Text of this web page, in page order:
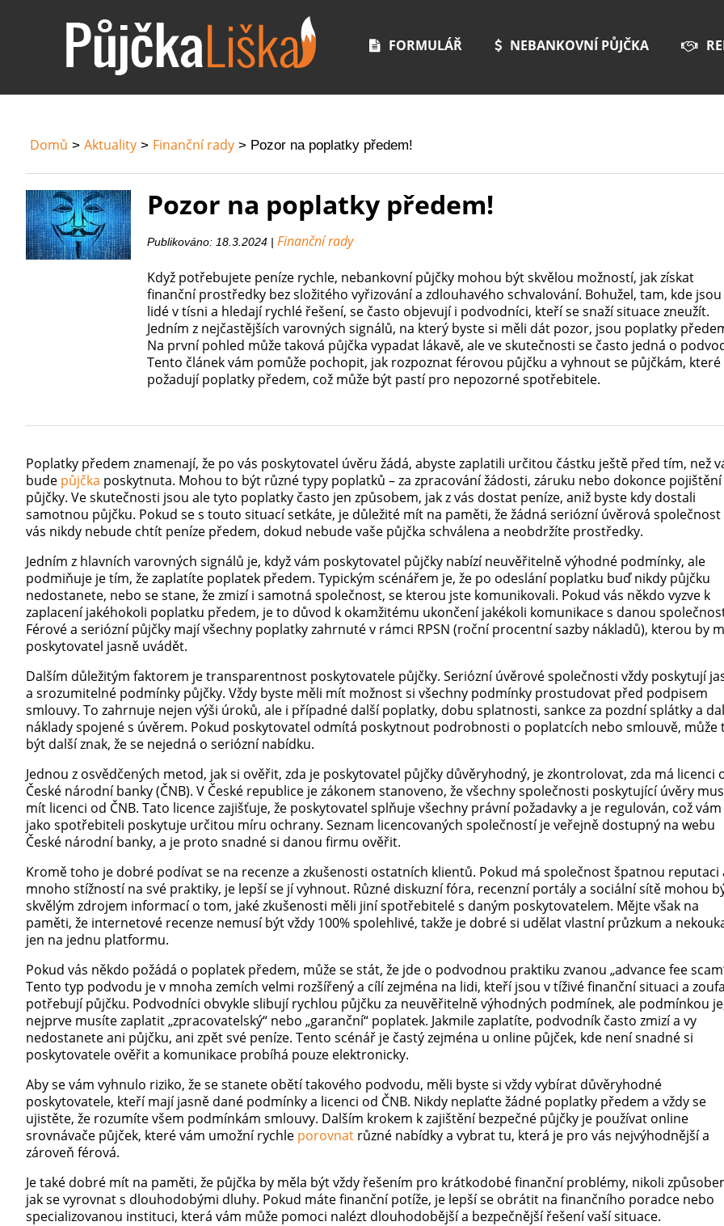
FORMULÁŘ NEBANKOVNÍ PŮJČKA
Domů Aktuality Finanční rady Pozor na poplatky předem!
Pozor na poplatky předem!
Publikováno: 18.3.2024 | Finanční rady
Když potřebujete peníze rychle, nebankovní půjčky mohou být skvělou možností, jak získat
finanční prostředky bez složitého vyřizování a zdlouhavého schvalování. Bohužel, tam, kde jsou
lidé v tísni a hledají rychlé řešení, se často objevují i podvodníci, kteří se snaží situace zneužít.
Jedním z nejčastějších varovných signálů, na který byste si měli dát pozor, jsou poplatky
Na první pohled může taková půjčka vypadat lákavě, ale ve skutečnosti se často jedná o
Tento článek vám pomůže pochopit, jak rozpoznat férovou půjčku a vyhnout se půjčkám, které
požadují poplatky předem, což může být pastí pro nepozorné spotřebitele.
Poplatky předem znamenají, že po vás poskytovatel úvěru žádá, abyste zaplatili určitou částku ještě před tím, než
bude půjčka poskytnuta. Mohou to být různé typy poplatků – za zpracování žádosti, záruku nebo dokonce pojištění
půjčky. Ve skutečnosti jsou ale tyto poplatky často jen způsobem, jak z vás dostat peníze, aniž byste kdy dostali
samotnou půjčku. Pokud se s touto situací setkáte, je důležité mít na paměti, že žádná seriózní úvěrová společnost
vás nikdy nebude chtít peníze předem, dokud nebude vaše půjčka schválena a neobdržíte prostředky.
Jedním z hlavních varovných signálů je, když vám poskytovatel půjčky nabízí neuvěřitelně výhodné podmínky, ale
podmiňuje je tím, že zaplatíte poplatek předem. Typickým scénářem je, že po odeslání poplatku buď nikdy půjčku
nedostanete, nebo se stane, že zmizí i samotná společnost, se kterou jste komunikovali. Pokud vás někdo vyzve k
zaplacení jakéhokoli poplatku předem, je to důvod k okamžitému ukončení jakékoli komunikace s danou
Férové a seriózní půjčky mají všechny poplatky zahrnuté v rámci RPSN (roční procentní sazby nákladů), kterou by
poskytovatel jasně uvádět.
Dalším důležitým faktorem je transparentnost poskytovatele půjčky. Seriózní úvěrové společnosti vždy poskytují
a srozumitelné podmínky půjčky. Vždy byste měli mít možnost si všechny podmínky prostudovat před podpisem
smlouvy. To zahrnuje nejen výši úroků, ale i případné další poplatky, dobu splatnosti, sankce za pozdní splátky a
náklady spojené s úvěrem. Pokud poskytovatel odmítá poskytnout podrobnosti o poplatcích nebo smlouvě, může
být další znak, že se nejedná o seriózní nabídku.
Jednou z osvědčených metod, jak si ověřit, zda je poskytovatel půjčky důvěryhodný, je zkontrolovat, zda má licenci
České národní banky (ČNB). V České republice je zákonem stanoveno, že všechny společnosti poskytující úvěry
mít licenci od ČNB. Tato licence zajišťuje, že poskytovatel splňuje všechny právní požadavky a je regulován, což vám
jako spotřebiteli poskytuje určitou míru ochrany. Seznam licencovaných společností je veřejně dostupný na webu
České národní banky, a je proto snadné si danou firmu ověřit.
Kromě toho je dobré podívat se na recenze a zkušenosti ostatních klientů. Pokud má společnost špatnou reputaci
mnoho stížností na své praktiky, je lepší se jí vyhnout. Různé diskuzní fóra, recenzní portály a sociální sítě mohou
skvělým zdrojem informací o tom, jaké zkušenosti měli jiní spotřebitelé s daným poskytovatelem. Mějte však na
paměti, že internetové recenze nemusí být vždy 100% spolehlivé, takže je dobré si udělat vlastní průzkum a
jen na jednu platformu.
Pokud vás někdo požádá o poplatek předem, může se stát, že jde o podvodnou praktiku zvanou „advance fee
Tento typ podvodu je v mnoha zemích velmi rozšířený a cílí zejména na lidi, kteří jsou v tíživé finanční situaci a
potřebují půjčku. Podvodníci obvykle slibují rychlou půjčku za neuvěřitelně výhodných podmínek, ale podmínkou
nejprve musíte zaplatit „zpracovatelský“ nebo „garanční“ poplatek. Jakmile zaplatíte, podvodník často zmizí a vy
nedostanete ani půjčku, ani zpět své peníze. Tento scénář je častý zejména u online půjček, kde není snadné si
poskytovatele ověřit a komunikace probíhá pouze elektronicky.
Aby se vám vyhnulo riziko, že se stanete obětí takového podvodu, měli byste si vždy vybírat důvěryhodné
poskytovatele, kteří mají jasně dané podmínky a licenci od ČNB. Nikdy neplaťte žádné poplatky předem a vždy se
ujistěte, že rozumíte všem podmínkám smlouvy. Dalším krokem k zajištění bezpečné půjčky je používat online
srovnávače půjček, které vám umožní rychle porovnat různé nabídky a vybrat tu, která je pro vás nejvýhodnější a
zároveň férová.
Je také dobré mít na paměti, že půjčka by měla být vždy řešením pro krátkodobé finanční problémy, nikoli
jak se vyrovnat s dlouhodobými dluhy. Pokud máte finanční potíže, je lepší se obrátit na finančního poradce nebo
specializovanou instituci, která vám může pomoci nalézt dlouhodobější a bezpečnější řešení vaší situace.